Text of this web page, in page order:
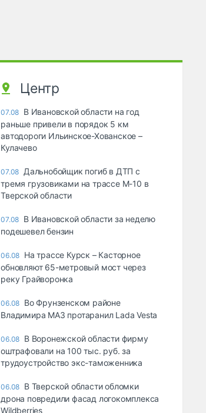
Центр
07.08 В Ивановской области на год
раньше привели в порядок 5 км
автодороги Ильинское-Хованское –
Кулачево
07.08 Дальнобойщик погиб в ДТП с
тремя грузовиками на трассе М-10 в
Тверской области
07.08 В Ивановской области за неделю
подешевел бензин
06.08 На трассе Курск – Касторное
обновляют 65-метровый мост через
реку Грайворонка
06.08 Во Фрунзенском районе
Владимира МАЗ протаранил Lada Vesta
06.08 В Воронежской области фирму
оштрафовали на 100 тыс. руб. за
трудоустройство экс-таможенника
06.08 В Тверской области обломки
дрона повредили фасад логокомплекса
Wildberries